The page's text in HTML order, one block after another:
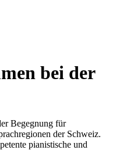
bei der
Begegnung für
der Schweiz.
pianistische und